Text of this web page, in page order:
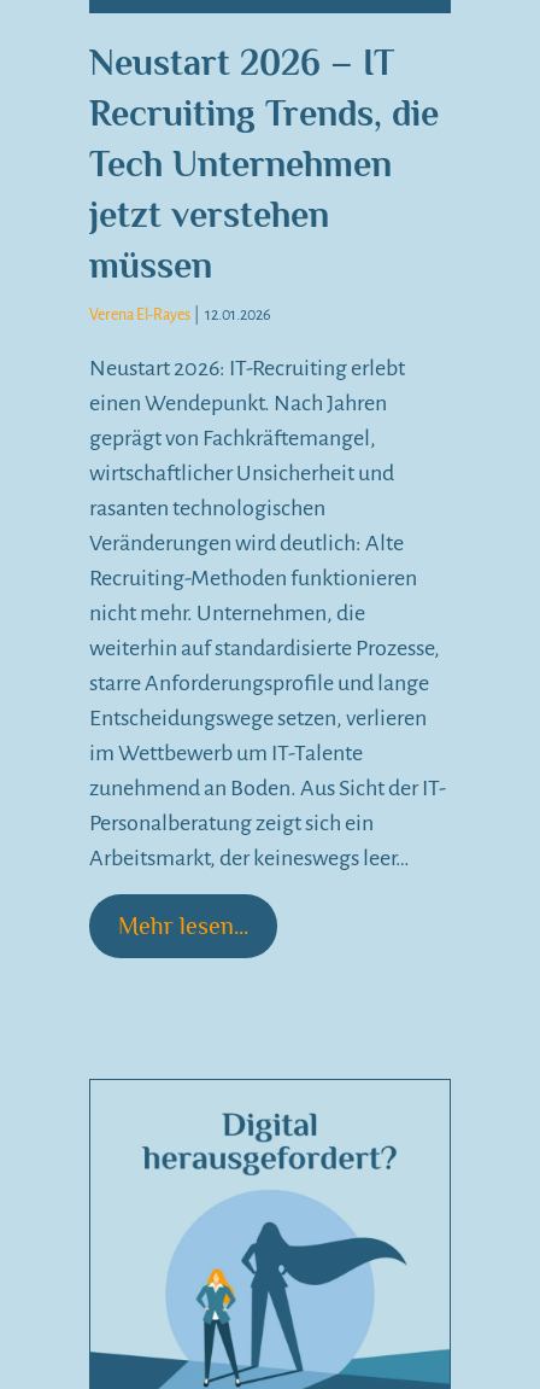
Neustart 2026 – IT
Recruiting Trends, die
Tech Unternehmen
jetzt verstehen
müssen
Verena El-Rayes 12.01.2026
Neustart 2026: IT-Recruiting erlebt
einen Wendepunkt. Nach Jahren
geprägt von Fachkräftemangel,
wirtschaftlicher Unsicherheit und
rasanten technologischen
Veränderungen wird deutlich: Alte
Recruiting-Methoden funktionieren
nicht mehr. Unternehmen, die
weiterhin auf standardisierte Prozesse,
starre Anforderungsprofile und lange
Entscheidungswege setzen, verlieren
im Wettbewerb um IT-Talente
zunehmend an Boden. Aus Sicht der IT-
Personalberatung zeigt sich ein
Arbeitsmarkt, der keineswegs leer…
Mehr lesen...